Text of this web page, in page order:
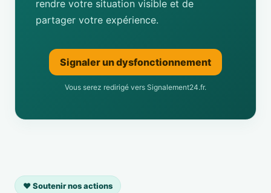
rendre votre situation visible et de
partager votre expérience.
Signaler un dysfonctionnement
Vous serez redirigé vers Signalement24.fr.
❤️ Soutenir nos actions